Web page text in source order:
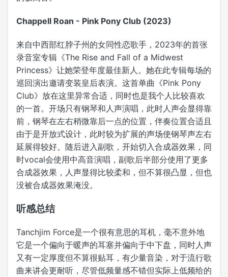
Chappell Roan - Pink Pony Club (2023)
来自中西部红脖子州的女同性恋歌手，2023年的首张
录音室专辑《The Rise and Fall of a Midwest
Princess》让她荣登年度最佳新人。她在此专辑每场的
巡回演出邀请变装皇后表演。这首单曲《Pink Pony
Club》放在这里异常合适，同时也是我个人比较喜欢
的一首。开场只有钢琴和人声演唱，此时人声会显得靠
前，钢琴在左右稍微靠后一点的位置，伴奏位置合适且
由于是开放式设计，此时较为扩展的声场使钢琴声左右
延展得较好。随后进入副歌，开始切入合成器效果，同
时vocal会使用中高音演唱，副歌后半部分使用了更多
合成器效果，人声显得比较柔和，但不算很凸显，但也
没被合成器效果淹没。
听感总结
Tanchjim Force是一个很有意思的耳机，毫不意外地
它是一个偏向于暖声的耳塞并偏向于中下盘，同时人声
又有一定厚度但不算很贴耳，有少量音染，对于流行歌
曲来讲会更耐听，尽管低频量感不错但实际上低频给的